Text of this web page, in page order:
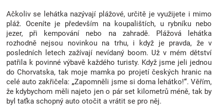
oblečení
Novinky
Značky
Blog
Ačkoliv se lehátka nazývají plážové, určitě je využijete i mimo
pláž. Oceníte je především na koupalištích, u rybníku nebo
jezer, při kempování nebo na zahradě. Plážová lehátka
rozhodně nejsou novinkou na trhu, i když je pravda, že v
posledních letech zažívají nevídaný boom. Už v mém dětství
patřila k povinné výbavě každého turisty. Když jsme jeli jednou
do Chorvatska, tak moje mamka po projetí českých hranic na
celé auto zakřičela: „Zapomněli jsme si doma lehátko!“. Věřím,
že kdybychom měli najeto jen o pár set kilometrů méně, tak by
byl taťka schopný auto otočit a vrátit se pro něj.